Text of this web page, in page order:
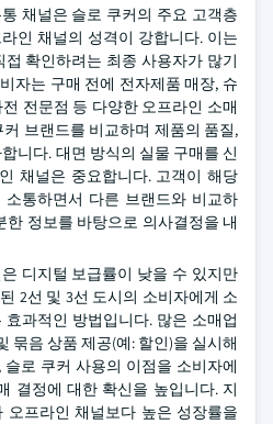
채널은 슬로 쿠커의 주요 고객층
인 채널의 성격이 강합니다. 이는
확인하려는 최종 사용자가 많기
자는 구매 전에 전자제품 매장, 슈
전문점 등 다양한 오프라인 소매
브랜드를 비교하며 제품의 품질,
니다. 대면 방식의 실물 구매를 신
채널은 중요합니다. 고객이 해당
통하면서 다른 브랜드와 비교하
한 정보를 바탕으로 의사결정을 내
디지털 보급률이 낮을 수 있지만
2선 및 3선 도시의 소비자에게 소
과적인 방법입니다. 많은 소매업
묶음 상품 제공(예: 할인)을 실시해
로 쿠커 사용의 이점을 소비자에
결정에 대한 확신을 높입니다. 지
오프라인 채널보다 높은 성장률을